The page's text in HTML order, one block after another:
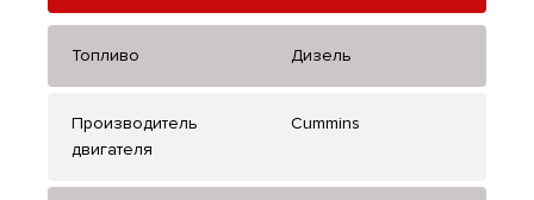
Топливо Дизель
Производитель
двигателя
Cummins